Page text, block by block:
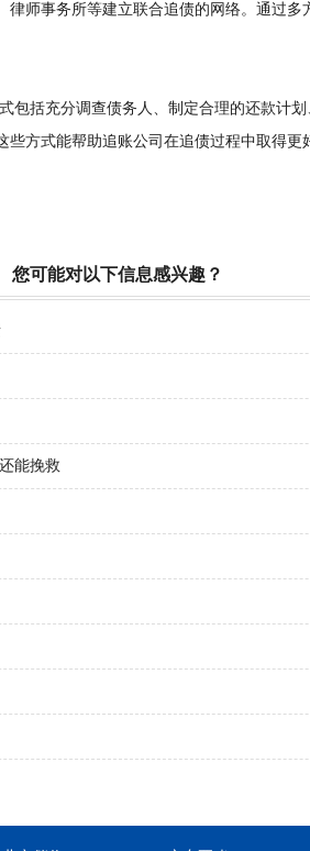
事务所等建立联合追债的网络。通过多
括充分调查债务人、制定合理的还款计划
方式能帮助追账公司在追债过程中取得更
您可能对以下信息感兴趣？
能挽救